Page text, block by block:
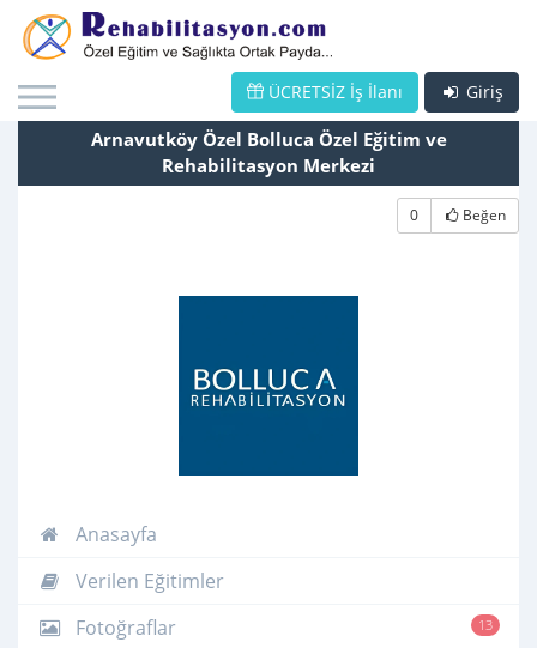
Giriş
ÜCRETSİZ İş İlanı
Arnavutköy Özel Bolluca Özel Eğitim ve
Rehabilitasyon Merkezi
0 Beğen
Anasayfa
Verilen Eğitimler
13
Fotoğraflar